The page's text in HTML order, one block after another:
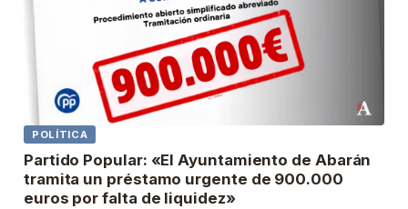
POLÍTICA
Partido Popular: «El Ayuntamiento de Abarán
tramita un préstamo urgente de 900.000
euros por falta de liquidez»